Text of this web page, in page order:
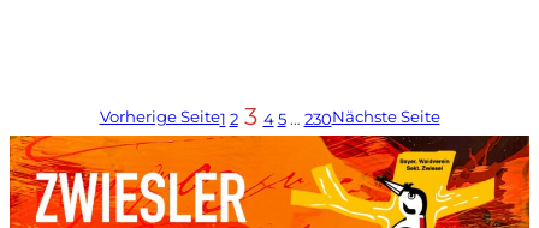
Vorherige Seite1 2 3 4 5 … 230Nächste Seite